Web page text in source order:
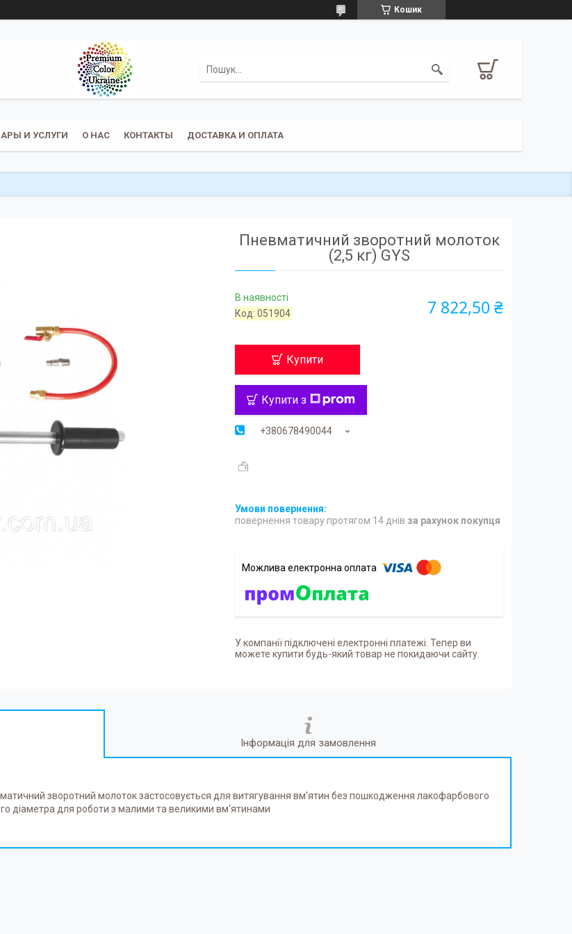
Кошик
И УСЛУГИ О НАС КОНТАКТЫ ДОСТАВКА И ОПЛАТА
Пневматичний зворотний молоток
(2,5 кг) GYS
В наявності
Код:051904 7 822,50 ₴
Купити
Купити з
+380678490044
повернення товару протягом 14 днів за рахунок покупця
У компанії підключені електронні платежі. Тепер ви
можете купити будь-який товар не покидаючи сайту.
Інформація для замовлення
зворотний молоток застосовується для витягування вм'ятин без пошкодження лакофарбового
діаметра для роботи з малими та великими вм'ятинами